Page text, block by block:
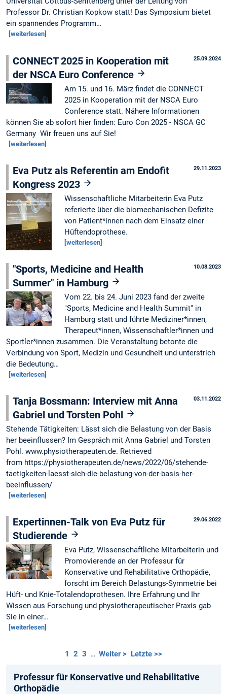
Professor Dr. Christian Kopkow statt! Das Symposium bietet
ein spannendes Programm…
[weiterlesen]
25.09.2024
CONNECT 2025 in Kooperation mit
der NSCA Euro Conference
Am 15. und 16. März findet die CONNECT
2025 in Kooperation mit der NSCA Euro
Conference statt. Nähere Informationen
können Sie ab sofort hier finden: Euro Con 2025 - NSCA GC
Germany Wir freuen uns auf Sie!
[weiterlesen]
29.11.2023
Eva Putz als Referentin am Endofit
Kongress 2023
Wissenschaftliche Mitarbeiterin Eva Putz
referierte über die biomechanischen Defizite
von Patient*innen nach dem Einsatz einer
Hüftendoprothese.
[weiterlesen]
10.08.2023
"Sports, Medicine and Health
Summer" in Hamburg
Vom 22. bis 24. Juni 2023 fand der zweite
"Sports, Medicine and Health Summit" in
Hamburg statt und führte Mediziner*innen,
Therapeut*innen, Wissenschaftler*innen und
Sportler*innen zusammen. Die Veranstaltung betonte die
Verbindung von Sport, Medizin und Gesundheit und unterstrich
die Bedeutung…
[weiterlesen]
03.11.2022
Tanja Bossmann: Interview mit Anna
Gabriel und Torsten Pohl
Stehende Tätigkeiten: Lässt sich die Belastung von der Basis
her beeinflussen? Im Gespräch mit Anna Gabriel und Torsten
Pohl. www.physiotherapeuten.de. Retrieved
from https://physiotherapeuten.de/news/2022/06/stehende-
taetigkeiten-laesst-sich-die-belastung-von-der-basis-her-
beeinflussen/
[weiterlesen]
29.06.2022
Expertinnen-Talk von Eva Putz für
Studierende
Eva Putz, Wissenschaftliche Mitarbeiterin und
Promovierende an der Professur für
Konservative und Rehabilitative Orthopädie,
forscht im Bereich Belastungs-Symmetrie bei
Hüft- und Knie-Totalendoprothesen. Ihre Erfahrung und Ihr
Wissen aus Forschung und physiotherapeutischer Praxis gab
Sie in einer…
[weiterlesen]
1 2 3 … Weiter > Letzte >>
Professur für Konservative und Rehabilitative
Orthopädie